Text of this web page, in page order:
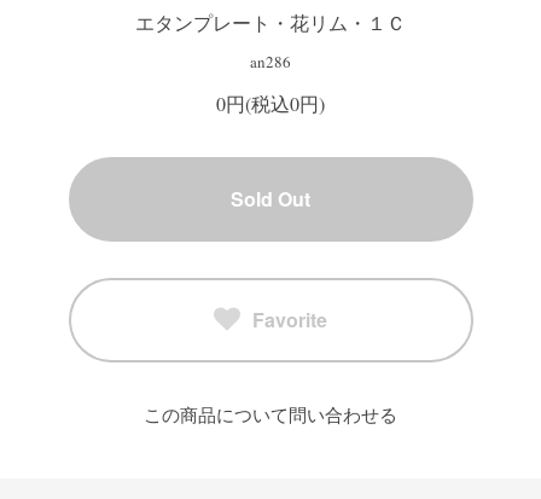
エタンプレート・花リム・１Ｃ
an286
0円(税込0円)
Sold Out
Favorite
この商品について問い合わせる